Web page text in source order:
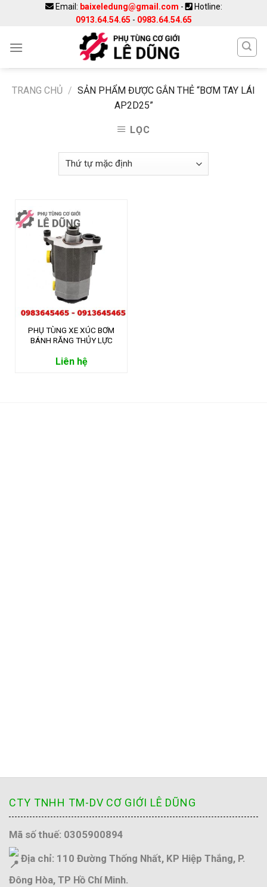
Email: baixeledung@gmail.com -
Hotline:
0913.64.54.65 - 0983.64.54.65
TRANG CHỦ / SẢN PHẨM ĐƯỢC GẮN THẺ “BƠM TAY LÁI
AP2D25”
LỌC
PHỤ TÙNG XE XÚC BƠM
BÁNH RĂNG THỦY LỰC
Liên hệ
CTY TNHH TM-DV CƠ GIỚI LÊ DŨNG
Mã số thuế: 0305900894
Địa chỉ: 110 Đường Thống Nhất, KP Hiệp Thắng, P.
Đông Hòa, TP Hồ Chí Minh.